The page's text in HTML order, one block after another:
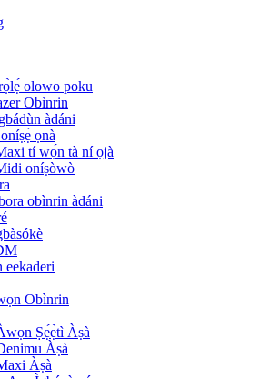
olowo poku
Obìnrin
àdáni
ọnà
tí wọ́n tà ní ọjà
oníṣòwò
obìnrin àdáni
Obìnrin
Ṣẹ́ẹ̀tì Àṣà
Àṣà
Àṣà